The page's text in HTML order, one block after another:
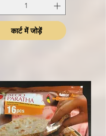
कार्ट में जोड़ें